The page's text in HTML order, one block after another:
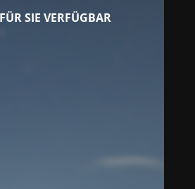
SIE VERFÜGBAR